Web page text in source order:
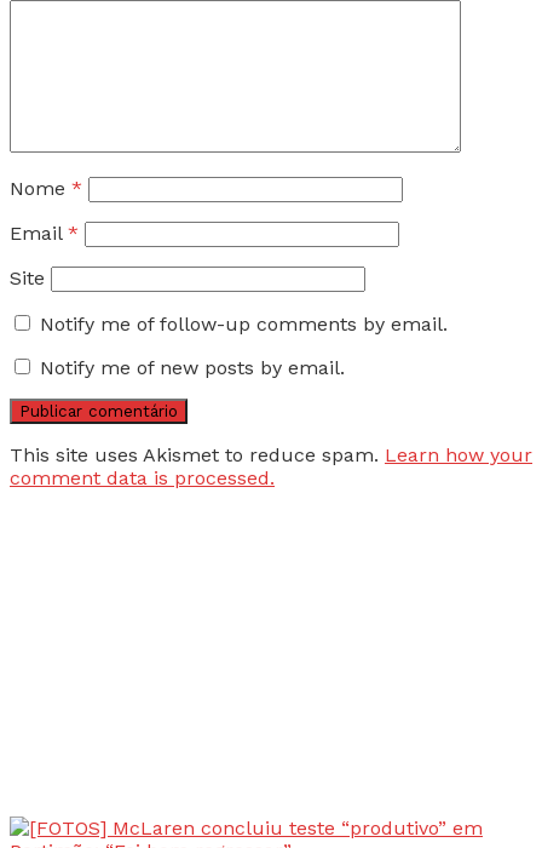
Nome *
Email *
Site
Notify me of follow-up comments by email.
Notify me of new posts by email.
This site uses Akismet to reduce spam. Learn how your
comment data is processed.